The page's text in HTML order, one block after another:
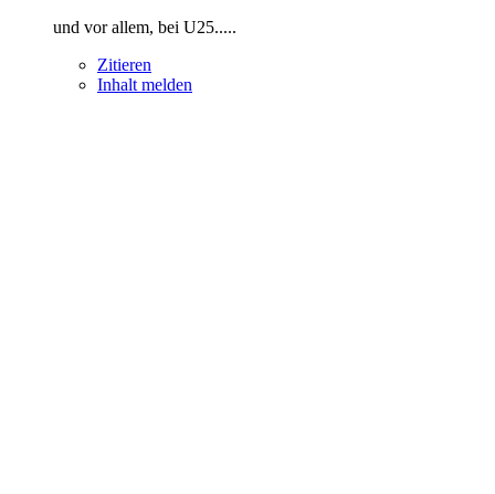
und vor allem, bei U25.....
Zitieren
Inhalt melden